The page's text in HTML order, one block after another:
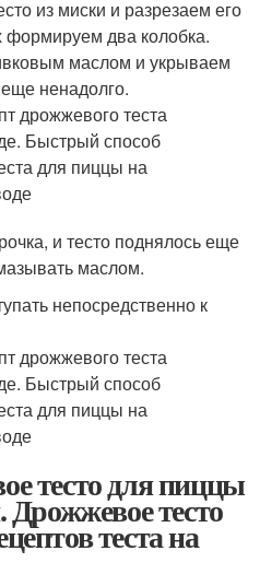
из миски и разрезаем его
формируем два колобка.
маслом и укрываем
ненадолго.
и тесто поднялось еще
маслом.
непосредственно к
тесто для пиццы
тесто
теста на